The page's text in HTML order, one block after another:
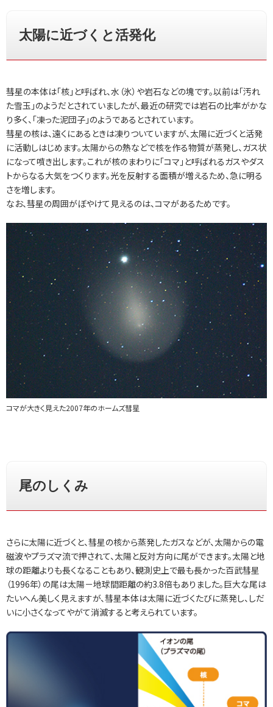
太陽に近づくと活発化
彗星の本体は「核」と呼ばれ、水（氷）や岩石などの塊です。以前は「汚れ
た雪玉」のようだとされていましたが、最近の研究では岩石の比率がかな
り多く、「凍った泥団子」のようであるとされています。
彗星の核は、遠くにあるときは凍りついていますが、太陽に近づくと活発
に活動しはじめます。太陽からの熱などで核を作る物質が蒸発し、ガス状
になって噴き出します。これが核のまわりに「コマ」と呼ばれるガスやダス
トからなる大気をつくります。光を反射する面積が増えるため、急に明る
さを増します。
なお、彗星の周囲がぼやけて見えるのは、コマがあるためです。
コマが大きく見えた2007年のホームズ彗星
尾のしくみ
さらに太陽に近づくと、彗星の核から蒸発したガスなどが、太陽からの電
磁波やプラズマ流で押されて、太陽と反対方向に尾ができます。太陽と地
球の距離よりも長くなることもあり、観測史上で最も長かった百武彗星
（1996年）の尾は太陽－地球間距離の約3.8倍もありました。巨大な尾は
たいへん美しく見えますが、彗星本体は太陽に近づくたびに蒸発し、しだ
いに小さくなってやがて消滅すると考えられています。